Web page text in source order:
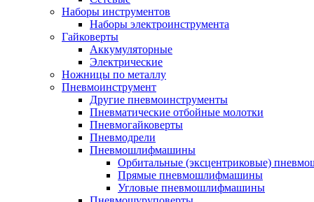
Наборы инструментов
Наборы электроинструмента
Гайковерты
Аккумуляторные
Электрические
Ножницы по металлу
Пневмоинструмент
Другие пневмоинструменты
Пневматические отбойные молотки
Пневмогайковерты
Пневмодрели
Пневмошлифмашины
Орбитальные (эксцентриковые)
Прямые пневмошлифмашины
Угловые пневмошлифмашины